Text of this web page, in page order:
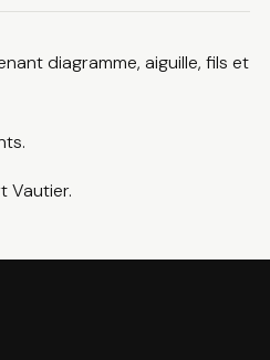
diagramme, aiguille, fils et
Vautier.